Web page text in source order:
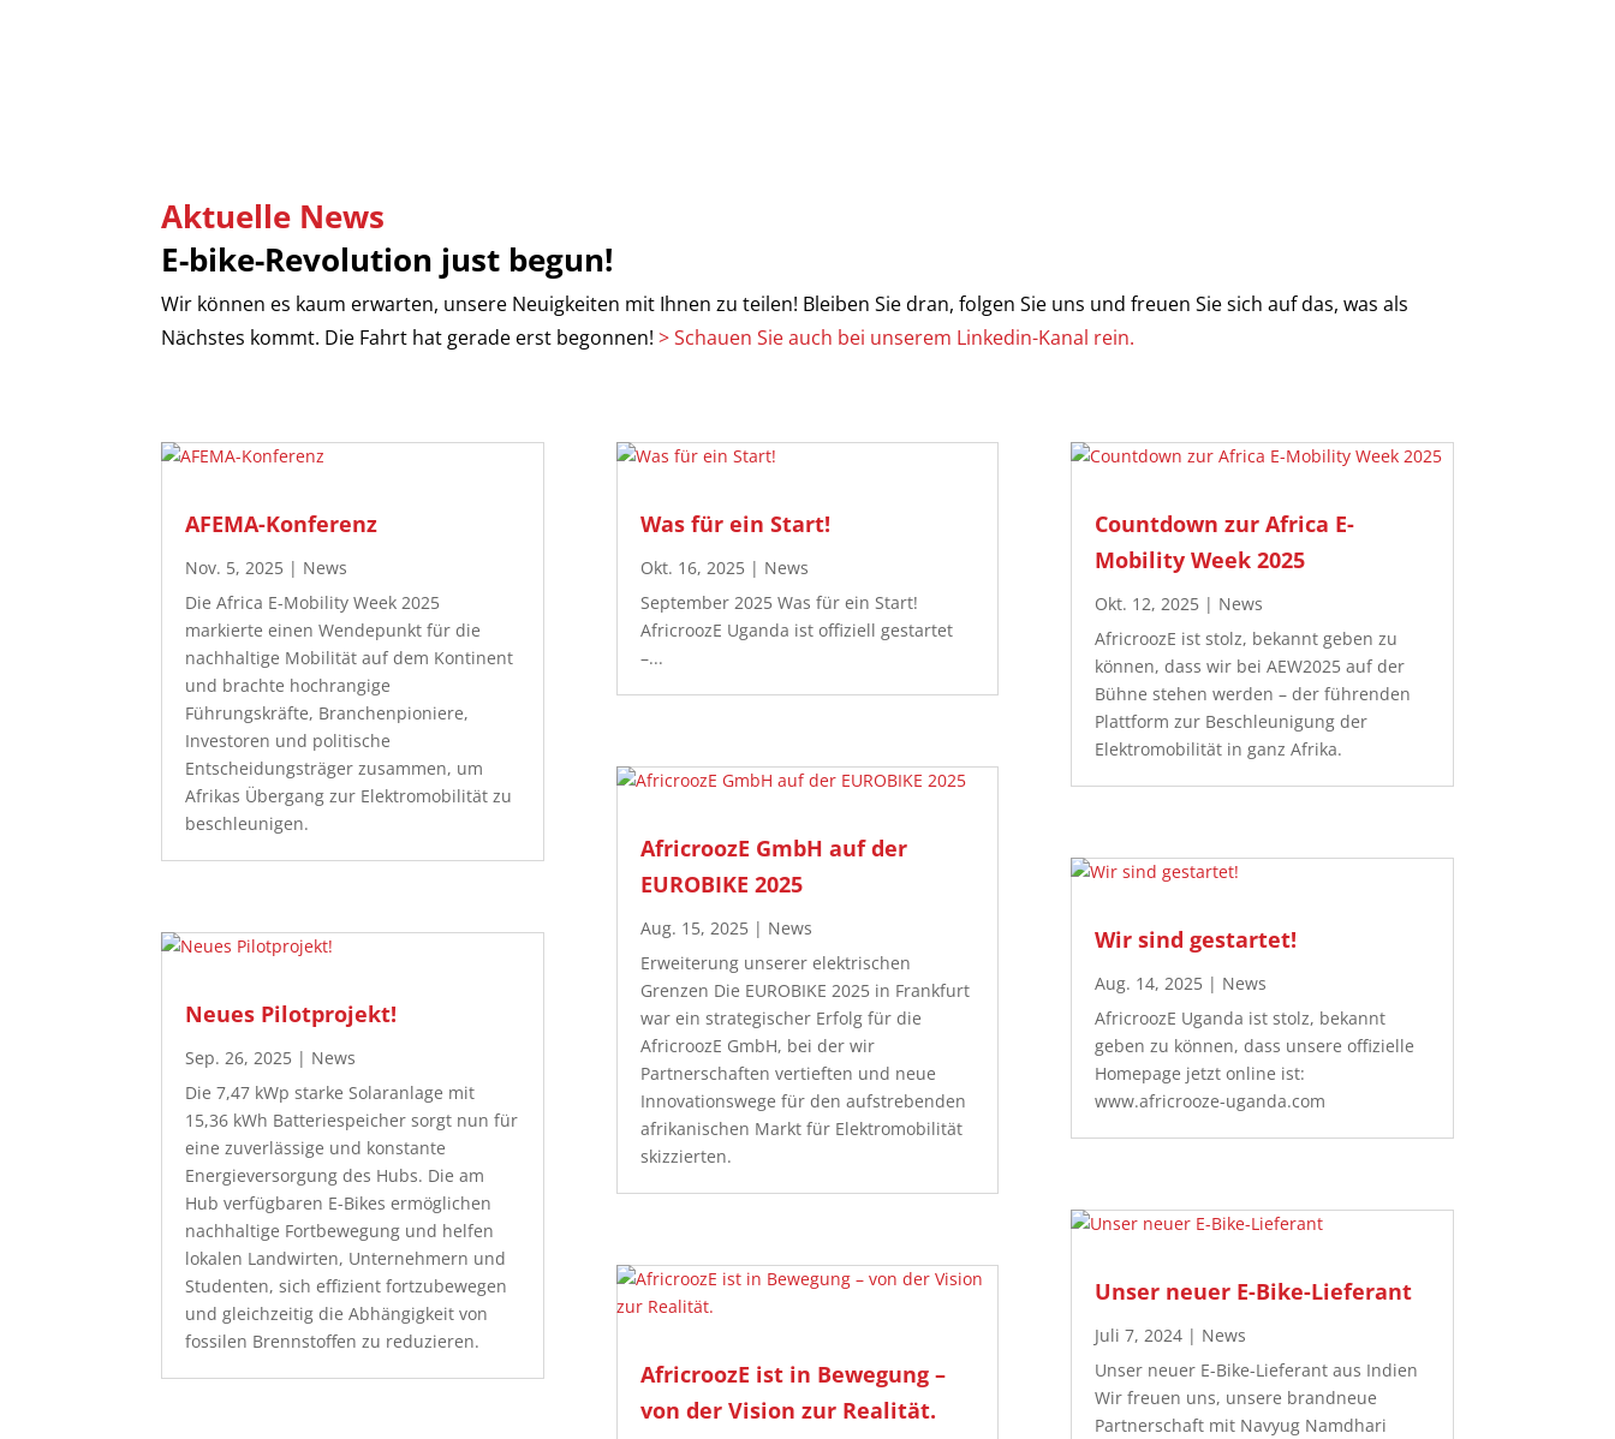
Aktuelle News
E-bike-Revolution just begun!
Wir können es kaum erwarten, unsere Neuigkeiten mit Ihnen zu teilen! Bleiben Sie dran, folgen Sie uns und freuen Sie sich auf das, was als
Nächstes kommt. Die Fahrt hat gerade erst begonnen!> Schauen Sie auch bei unserem Linkedin-Kanal rein.
AFEMA-Konferenz
Nov. 5, 2025 | News
Die Africa E-Mobility Week 2025
markierte einen Wendepunkt für die
nachhaltige Mobilität auf dem Kontinent
und brachte hochrangige
Führungskräfte, Branchenpioniere,
Investoren und politische
Entscheidungsträger zusammen, um
Afrikas Übergang zur Elektromobilität zu
beschleunigen.
Neues Pilotprojekt!
Sep. 26, 2025 | News
Die 7,47 kWp starke Solaranlage mit
15,36 kWh Batteriespeicher sorgt nun für
eine zuverlässige und konstante
Energieversorgung des Hubs. Die am
Hub verfügbaren E-Bikes ermöglichen
nachhaltige Fortbewegung und helfen
lokalen Landwirten, Unternehmern und
Studenten, sich effizient fortzubewegen
und gleichzeitig die Abhängigkeit von
fossilen Brennstoffen zu reduzieren.
Was für ein Start!
Okt. 16, 2025| News
September 2025 Was für ein Start!
AfricroozE Uganda ist offiziell gestartet
–...
AfricroozE GmbH auf der
EUROBIKE 2025
Aug. 15, 2025| News
Erweiterung unserer elektrischen
Grenzen Die EUROBIKE 2025 in Frankfurt
war ein strategischer Erfolg für die
AfricroozE GmbH, bei der wir
Partnerschaften vertieften und neue
Innovationswege für den aufstrebenden
afrikanischen Markt für Elektromobilität
skizzierten.
AfricroozE ist in Bewegung –
von der Vision zur Realität.
Countdown zur Africa E-
Mobility Week 2025
Okt. 12, 2025| News
AfricroozE ist stolz, bekannt geben zu
können, dass wir bei AEW2025 auf der
Bühne stehen werden – der führenden
Plattform zur Beschleunigung der
Elektromobilität in ganz Afrika.
Wir sind gestartet!
Aug. 14, 2025| News
AfricroozE Uganda ist stolz, bekannt
geben zu können, dass unsere offizielle
Homepage jetzt online ist:
www.africrooze-uganda.com
Unser neuer E-Bike-Lieferant
Juli 7, 2024| News
Unser neuer E-Bike-Lieferant aus Indien
Wir freuen uns, unsere brandneue
Partnerschaft mit Navyug Namdhari